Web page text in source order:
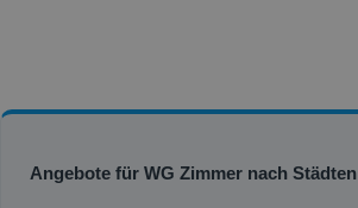
Angebote für WG Zimmer nach Städten